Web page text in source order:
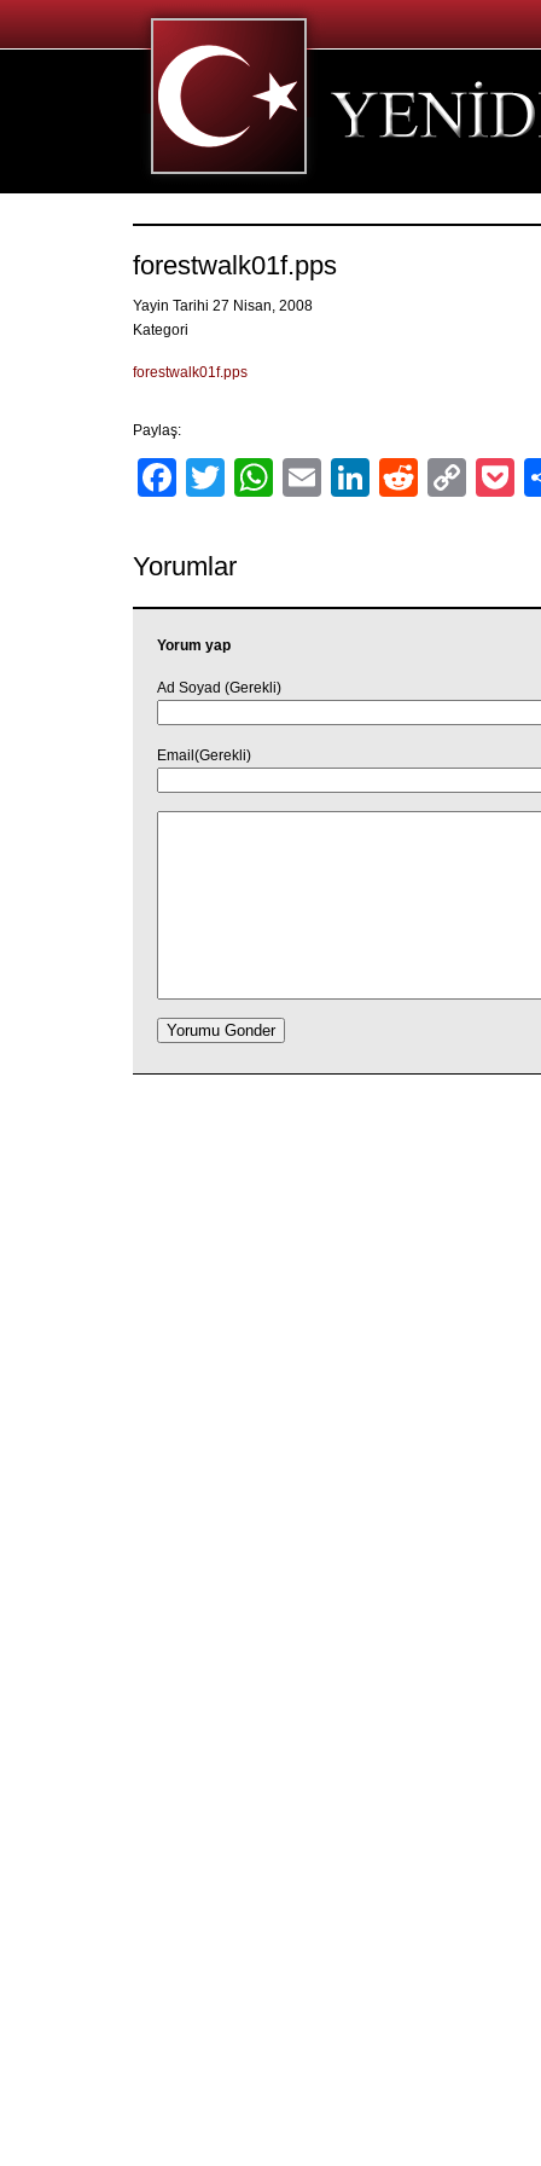
forestwalk01f.pps
Yayin Tarihi 27 Nisan, 2008
Kategori
forestwalk01f.pps
Paylaş:
Facebook
TwitterWhatsApp
EmailLinkedIn
Reddit
Yorumlar
Yorum yap
Ad Soyad (Gerekli)
Email(Gerekli)